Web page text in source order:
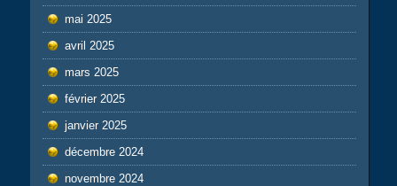
mai 2025
avril 2025
mars 2025
février 2025
janvier 2025
décembre 2024
novembre 2024